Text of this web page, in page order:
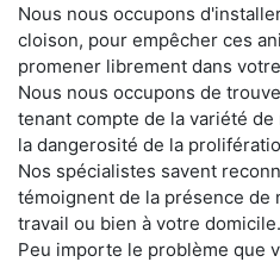
Nous nous occupons
cloison, pour empêcher ces
promener librement dans
Nous nous occupons de
tenant compte de la variété
la dangerosité de la
Nos spécialistes savent
témoignent de la présence de
travail ou bien à votre domicile.
Peu importe le problème que